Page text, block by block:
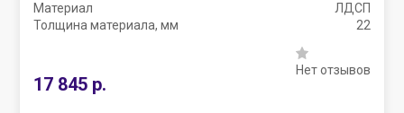
Материал
ЛДСП
Толщина материала, мм
22
17 845 р.
Нет отзывов